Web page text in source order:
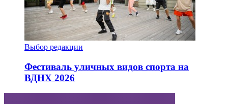
Выбор редакции
Фестиваль уличных видов спорта на
ВДНХ 2026